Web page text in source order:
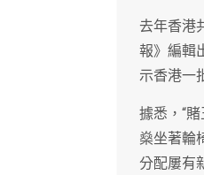
去年香港
報》編輯
示香港一
據悉，“
燊坐著輪
分配屢有